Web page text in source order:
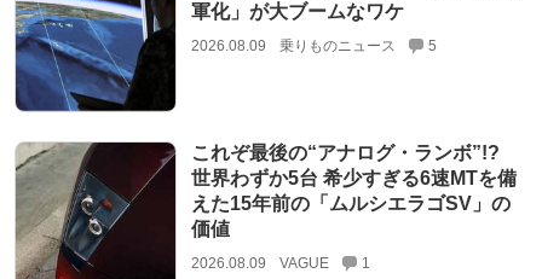
軍化」が大ブームなワケ
2026.08.09 乗りものニュース 5
これぞ最後の“アナログ・ランボ”!?
世界わずか5台 希少すぎる6速MTを備
えた15年前の「ムルシエラゴSV」の
価値
2026.08.09 VAGUE 1